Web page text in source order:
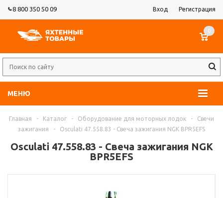
8 800 350 50 09 Вход Регистрация
МЕНЮ
0
Главная - Каталог - Оборудование для моторных лодок -
Свечи
зажигания
- Osculati 47.558.83 - Свеча зажигания NGK BPR5EFS
Osculati 47.558.83 - Свеча зажигания NGK
BPR5EFS